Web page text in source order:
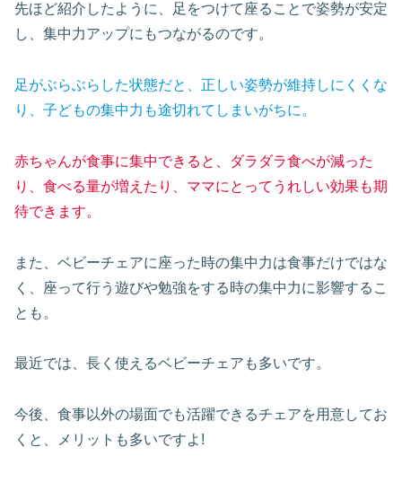
先ほど紹介したように、足をつけて座ることで姿勢が安定
し、集中力アップにもつながるのです。
足がぶらぶらした状態だと、正しい姿勢が維持しにくくな
り、子どもの集中力も途切れてしまいがちに。
赤ちゃんが食事に集中できると、ダラダラ食べが減った
り、食べる量が増えたり、ママにとってうれしい効果も期
待できます。
また、ベビーチェアに座った時の集中力は食事だけではな
く、座って行う遊びや勉強をする時の集中力に影響するこ
とも。
最近では、長く使えるベビーチェアも多いです。
今後、食事以外の場面でも活躍できるチェアを用意してお
くと、メリットも多いですよ!